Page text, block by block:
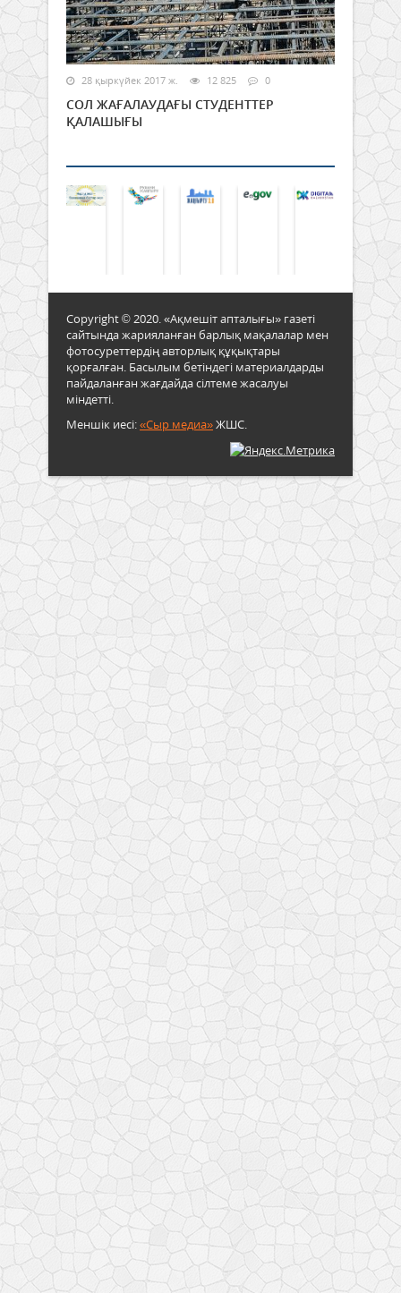
28 қыркүйек 2017 ж. 12 825 0
СОЛ ЖАҒАЛАУДАҒЫ СТУДЕНТТЕР
ҚАЛАШЫҒЫ
Copyright © 2020. «Ақмешіт апталығы» газеті
сайтында жарияланған барлық мақалалар мен
фотосуреттердің авторлық құқықтары
қорғалған. Басылым бетіндегі материалдарды
пайдаланған жағдайда сілтеме жасалуы
міндетті.
Меншік иесі:«Сыр медиа»ЖШС.